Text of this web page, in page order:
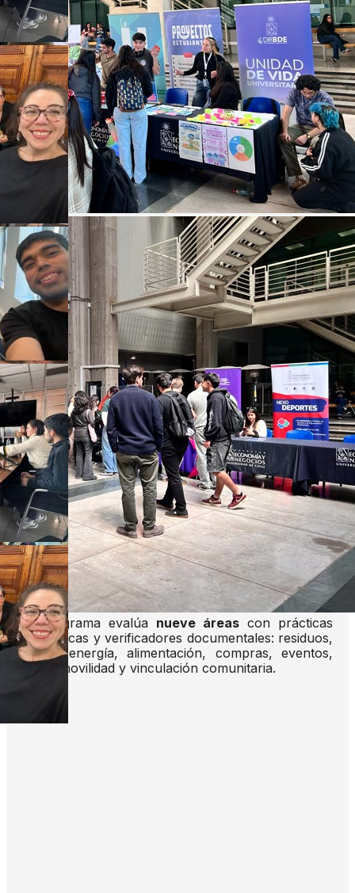
Programa Oficina Sustentable
Transformando espacios de trabajo en
laboratorios de sustentabilidad
El Programa Oficina Sustentable es una iniciativa
institucional busca desarrollar e implementar una
estrategia integral de gestión ambiental y
responsabilidad social en los espacios de trabajo de
la Facultad de Economía y Negocios. Su propósito
es generar un cambio cultural de impacto positivo
mediante la adopción de prácticas sostenibles que
se integren en las rutinas diarias de toda la
comunidad FEN, alineándose con la Política de
Sustentabilidad de la Universidad de Chile y el
compromiso de carbono neutralidad institucional.
Metodología del Programa
El programa evalúa nueve áreas con prácticas
específicas y verificadores documentales: residuos,
papel, energía, alimentación, compras, eventos,
agua, movilidad y vinculación comunitaria.